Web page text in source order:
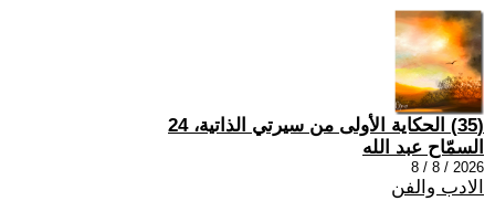
(35) الحكاية الأولى من سيرتي الذاتية، 24
السمّاح عبد الله
2026 / 8 / 8
الادب والفن